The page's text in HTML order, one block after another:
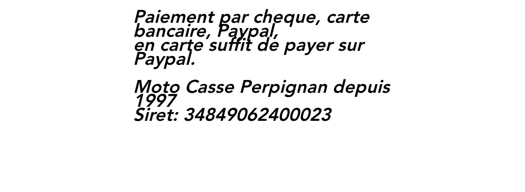
Paiement par cheque, carte
bancaire, Paypal,
en carte suffit de payer sur
Paypal.
Moto Casse Perpignan depuis
1997
Siret: 34849062400023